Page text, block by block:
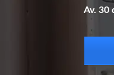
Av. 30